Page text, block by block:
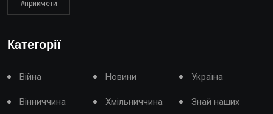
#прикмети
Категорії
Війна Новини Україна
Вінниччина Хмільниччина Знай наших